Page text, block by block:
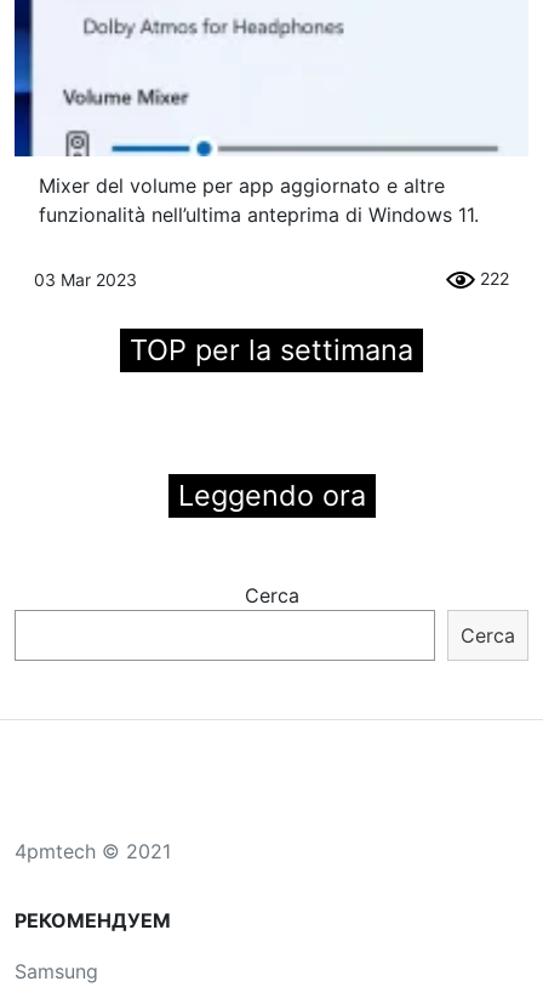
Mixer del volume per app aggiornato e altre
funzionalità nell’ultima anteprima di Windows 11.
03 Mar 2023 222
TOP per la settimana
Leggendo ora
Cerca
Cerca
4pmtech © 2021
РЕКОМЕНДУЕМ
Samsung